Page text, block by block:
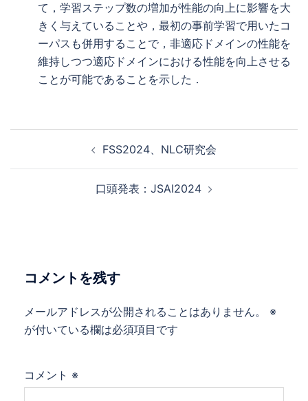
て，学習ステップ数の増加が性能の向上に影響を大
きく与えていることや，最初の事前学習で用いたコ
ーパスも併用することで，非適応ドメインの性能を
維持しつつ適応ドメインにおける性能を向上させる
ことが可能であることを示した．
ョ
FSS2024、NLC研究会
口頭発表：JSAI2024
コメントを残す
メールアドレスが公開されることはありません。
※
が付いている欄は必須項目です
コメント ※